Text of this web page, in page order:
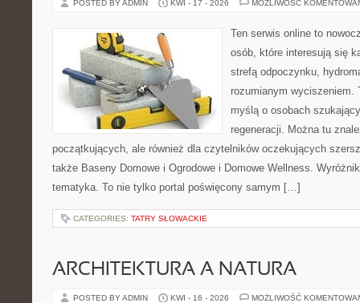
POSTED BY ADMIN KWI - 17 - 2026 MOŻLIWOŚĆ
Ten serwis online to
osób, które interesują się
strefą odpoczynku,
rozumianym wyciszeniem.
myślą o osobach
regeneracji. Można tu
początkujących, ale również dla czytelników oczekujących
także Baseny Domowe i Ogrodowe i Domowe Wellness.
tematyka. To nie tylko portal poświęcony samym […]
CATEGORIES: TATRY SŁOWACKIE
ARCHITEKTURA A NATURA
POSTED BY ADMIN KWI - 16 - 2026 MOŻLIWOŚĆ